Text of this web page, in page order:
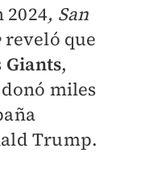
2024, San
reveló que
Giants,
donó miles
Trump.